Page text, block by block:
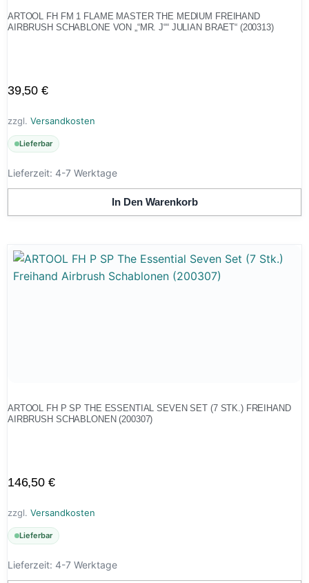
ARTOOL FH FM 1 FLAME MASTER THE MEDIUM FREIHAND
AIRBRUSH SCHABLONE VON „“MR. J““ JULIAN BRAET“ (200313)
39,50 €
zzgl. Versandkosten
Lieferbar
Lieferzeit: 4-7 Werktage
In Den Warenkorb
ARTOOL FH P SP THE ESSENTIAL SEVEN SET (7 STK.) FREIHAND
AIRBRUSH SCHABLONEN (200307)
146,50 €
zzgl. Versandkosten
Lieferbar
Lieferzeit: 4-7 Werktage